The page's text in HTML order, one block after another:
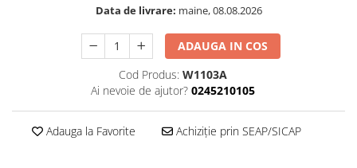
Data de livrare: maine, 08.08.2026
ADAUGA IN COS
Cod Produs: W1103A
Ai nevoie de ajutor? 0245210105
Adauga la Favorite Achiziție prin SEAP/SICAP